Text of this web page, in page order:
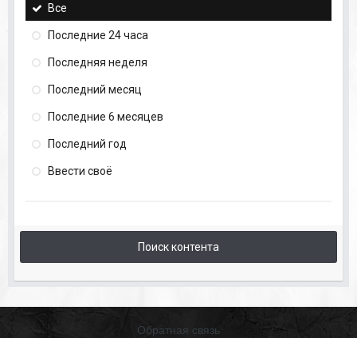
Все
Последние 24 часа
Последняя неделя
Последний месяц
Последние 6 месяцев
Последний год
Ввести своё
Поиск контента
Обратная связь